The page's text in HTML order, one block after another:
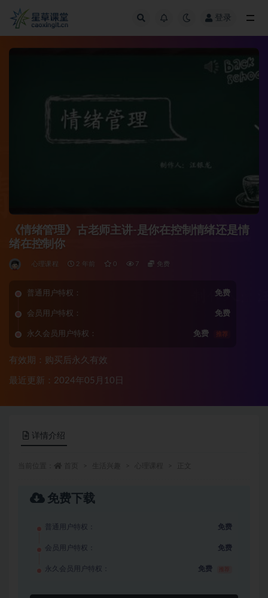
登录
《情绪管理》古老师主讲-是你在控制情绪还是情
绪在控制你
心理课程 2 年前 0 7 免费
普通用户特权： 免费
会员用户特权： 免费
永久会员用户特权： 免费 推荐
有效期：购买后永久有效
最近更新：2024年05月10日
详情介绍
免费下载
普通用户特权： 免费
会员用户特权： 免费
永久会员用户特权： 免费